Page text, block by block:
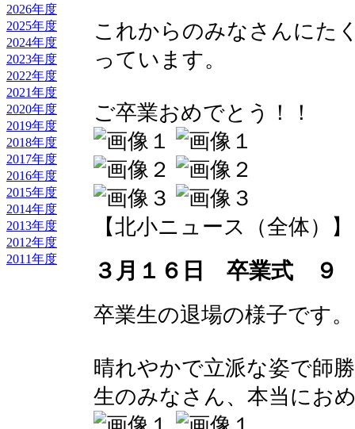
2026年度
2025年度
2024年度
2023年度
2022年度
2021年度
2020年度
2019年度
2018年度
2017年度
2016年度
2015年度
2014年度
2013年度
2012年度
2011年度
これからのみなさんにた
っています。
ご卒業おめでとう！！
【北小ニュース（全体）
３月１６日 卒業式 ９
卒業生の退場の様子です。
晴れやかで立派な姿で師
生のみなさん、本当にお